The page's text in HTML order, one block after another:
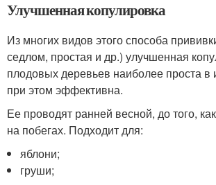
Улучшенная копулировка
Из многих видов этого способа
седлом, простая и др.) улучшенная
плодовых деревьев наиболее проста в
при этом эффективна.
Ее проводят ранней весной, до того,
на побегах. Подходит для:
яблони;
груши;